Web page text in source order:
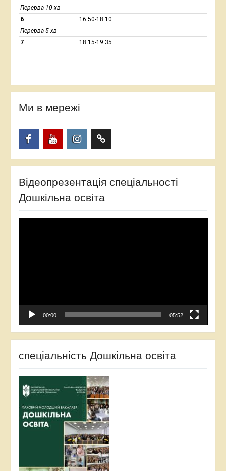
Перерва 10 хв
6
16:50-18:10
Перерва 5 хв
7
18:15-19:35
Ми в мережі
Відеопрезентація спеціальності
Дошкільна освіта
00:00 05:52
спеціальність Дошкільна освіта